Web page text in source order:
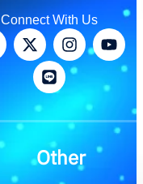
Connect With Us
Other